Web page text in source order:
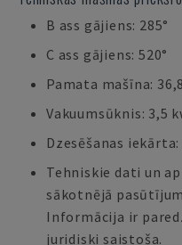
B ass gājiens: 285°
C ass gājiens: 520°
Pamata mašīna:
Vakuumsūknis: 3,5
Dzesēšanas
Tehniskie dati un
sākotnējā
Informācija ir
juridiski saistoša.